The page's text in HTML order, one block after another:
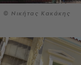
© Νικήτας Κακάκης